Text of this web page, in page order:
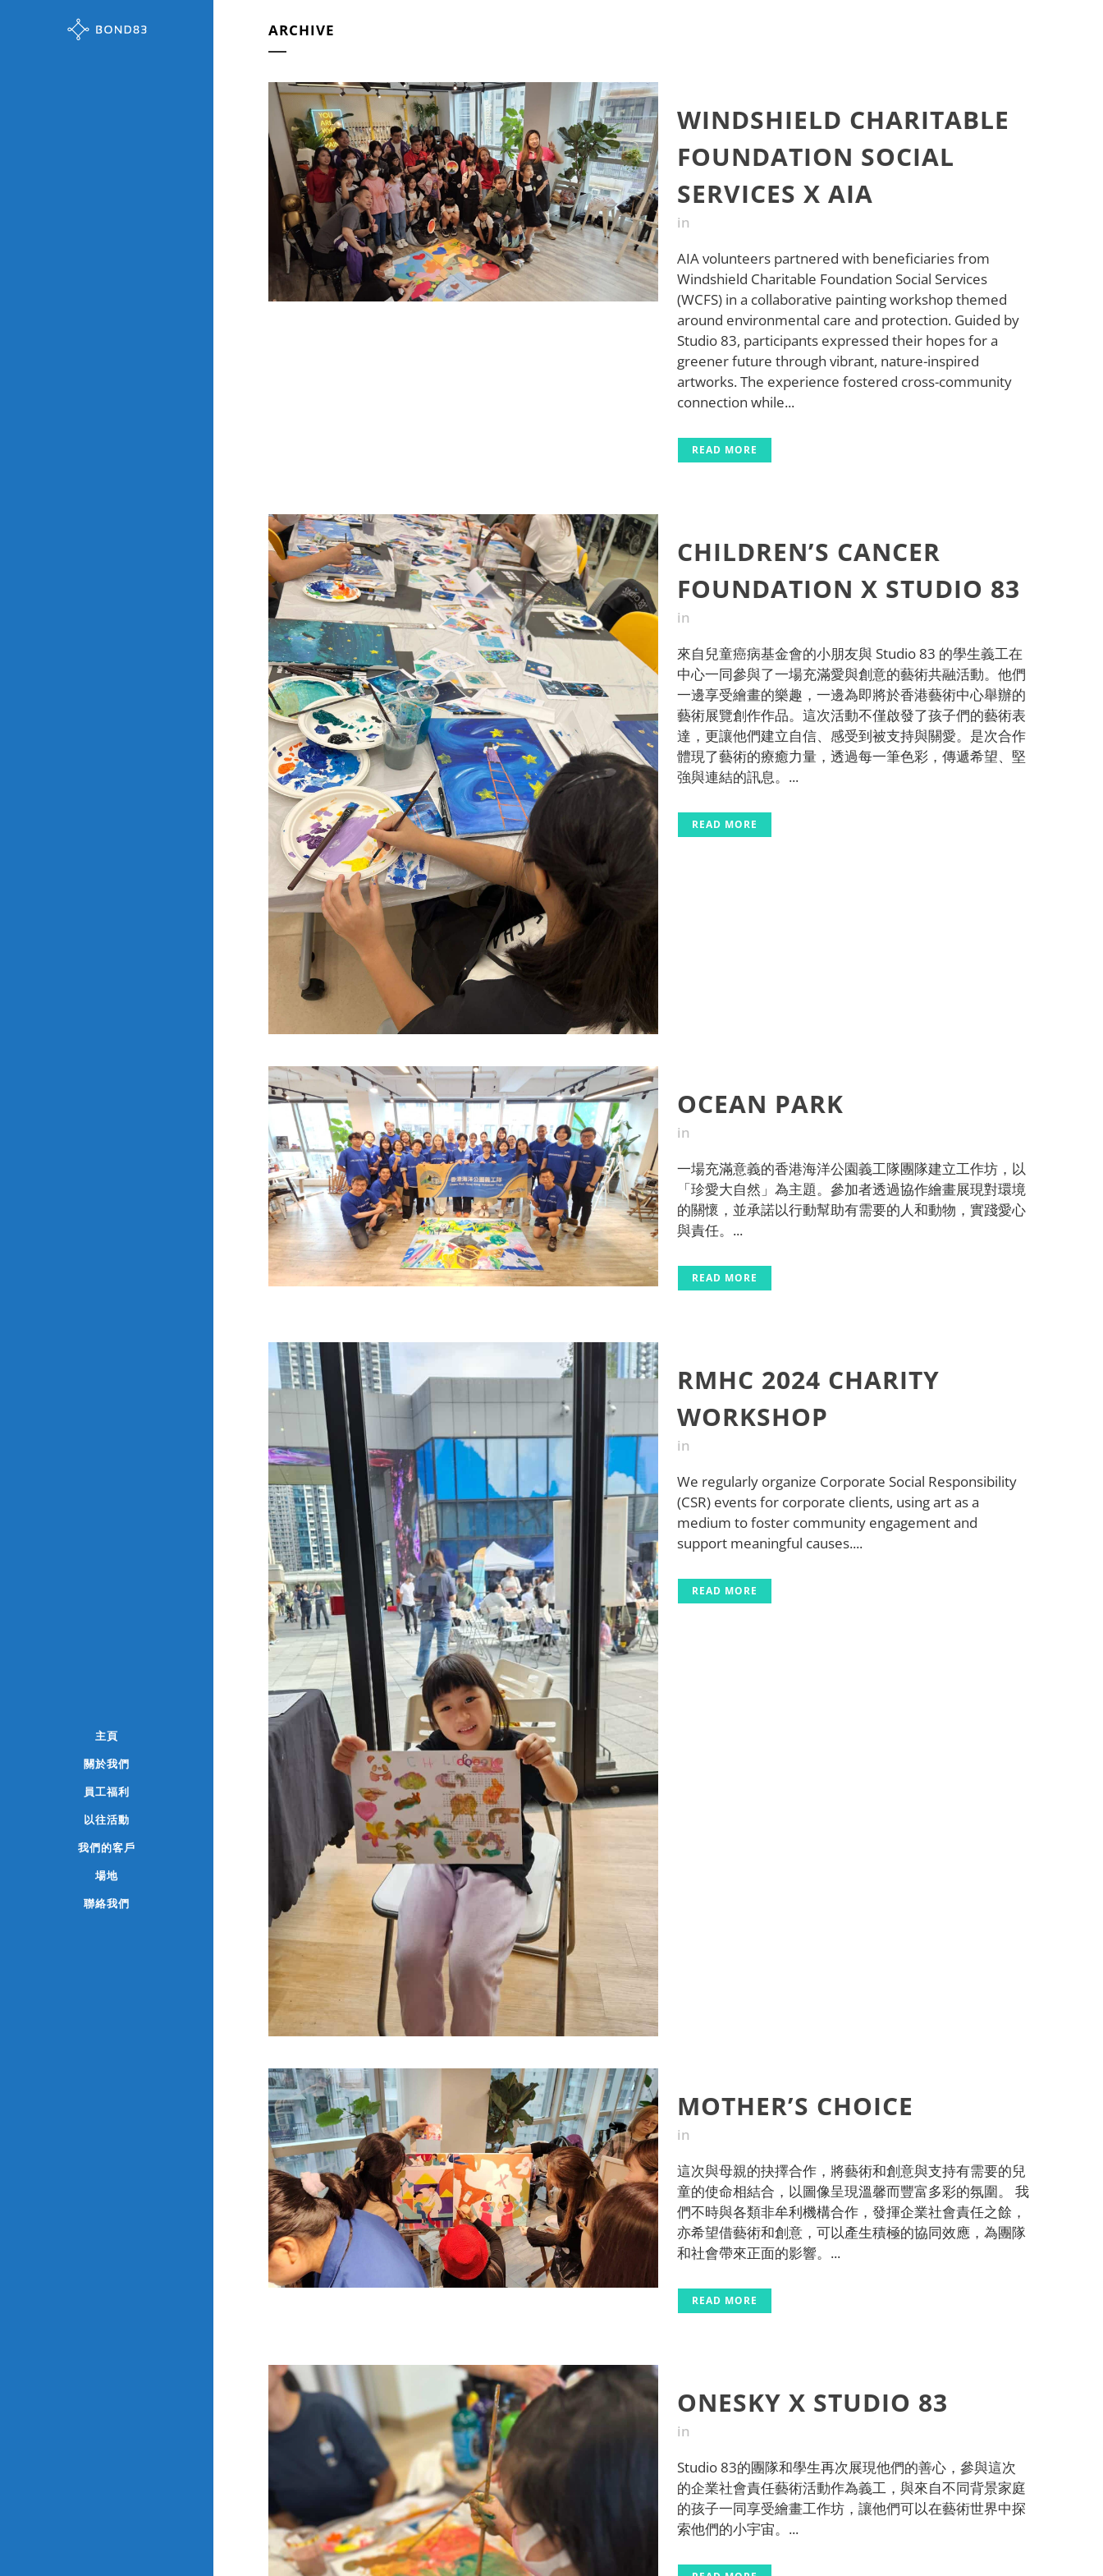
主頁
關於我們
員工福利
以往活動
我們的客戶
場地
聯絡我們
ARCHIVE
WINDSHIELD CHARITABLE
FOUNDATION SOCIAL
SERVICES X AIA
in
AIA volunteers partnered with beneficiaries from
Windshield Charitable Foundation Social Services
(WCFS) in a collaborative painting workshop themed
around environmental care and protection. Guided by
Studio 83, participants expressed their hopes for a
greener future through vibrant, nature-inspired
artworks. The experience fostered cross-community
connection while...
READ MORE
CHILDREN’S CANCER
FOUNDATION X STUDIO 83
in
來自兒童癌病基金會的小朋友與 Studio 83 的學生義工在
中心一同參與了一場充滿愛與創意的藝術共融活動。他們
一邊享受繪畫的樂趣，一邊為即將於香港藝術中心舉辦的
藝術展覽創作作品。這次活動不僅啟發了孩子們的藝術表
達，更讓他們建立自信、感受到被支持與關愛。是次合作
體現了藝術的療癒力量，透過每一筆色彩，傳遞希望、堅
強與連結的訊息。...
READ MORE
OCEAN PARK
in
一場充滿意義的香港海洋公園義工隊團隊建立工作坊，以
「珍愛大自然」為主題。參加者透過協作繪畫展現對環境
的關懷，並承諾以行動幫助有需要的人和動物，實踐愛心
與責任。...
READ MORE
RMHC 2024 CHARITY
WORKSHOP
in
We regularly organize Corporate Social Responsibility
(CSR) events for corporate clients, using art as a
medium to foster community engagement and
support meaningful causes....
READ MORE
MOTHER’S CHOICE
in
這次與母親的抉擇合作，將藝術和創意與支持有需要的兒
童的使命相結合，以圖像呈現溫馨而豐富多彩的氛圍。 我
們不時與各類非牟利機構合作，發揮企業社會責任之餘，
亦希望借藝術和創意，可以產生積極的協同效應，為團隊
和社會帶來正面的影響。...
READ MORE
ONESKY X STUDIO 83
in
Studio 83的團隊和學生再次展現他們的善心，參與這次
的企業社會責任藝術活動作為義工，與來自不同背景家庭
的孩子一同享受繪畫工作坊，讓他們可以在藝術世界中探
索他們的小宇宙。...